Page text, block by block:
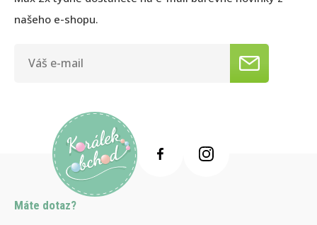
našeho e-shopu.
Máte dotaz?